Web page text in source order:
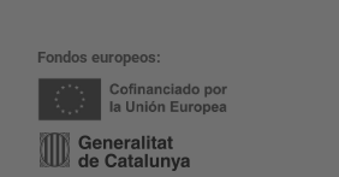
Fondos europeos